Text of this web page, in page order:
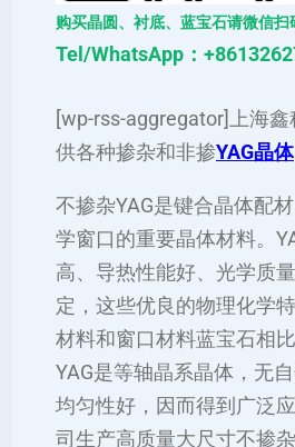
购买晶圆、衬底、蓝宝石请微信扫
Tel/WhatsApp：
[wp-rss-aggregator]上海
供各种掺杂和非掺YAG晶体
不掺杂YAG是键合晶体配
学窗口的重要晶体材料。
高、导热性能好、光学质
定，这些优良的物理化学
材料和窗口材料蓝宝石相
YAG是等轴晶系晶体，无
均匀性好，因而得到广泛
司生产高质量大尺寸不掺